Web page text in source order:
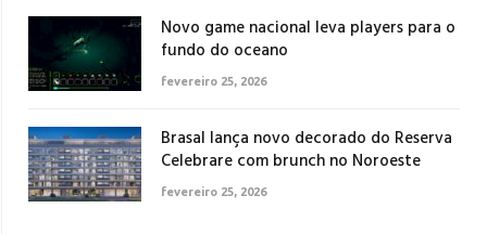
Novo game nacional leva players para o
fundo do oceano
fevereiro 25, 2026
Brasal lança novo decorado do Reserva
Celebrare com brunch no Noroeste
fevereiro 25, 2026